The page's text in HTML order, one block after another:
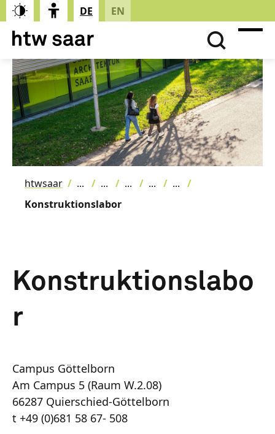
DE EN
htwsaar
Konstruktionslabor
Konstruktionslabo
r
Campus Göttelborn
Am Campus 5 (Raum W.2.08)
66287 Quierschied-Göttelborn
t +49 (0)681 58 67- 508